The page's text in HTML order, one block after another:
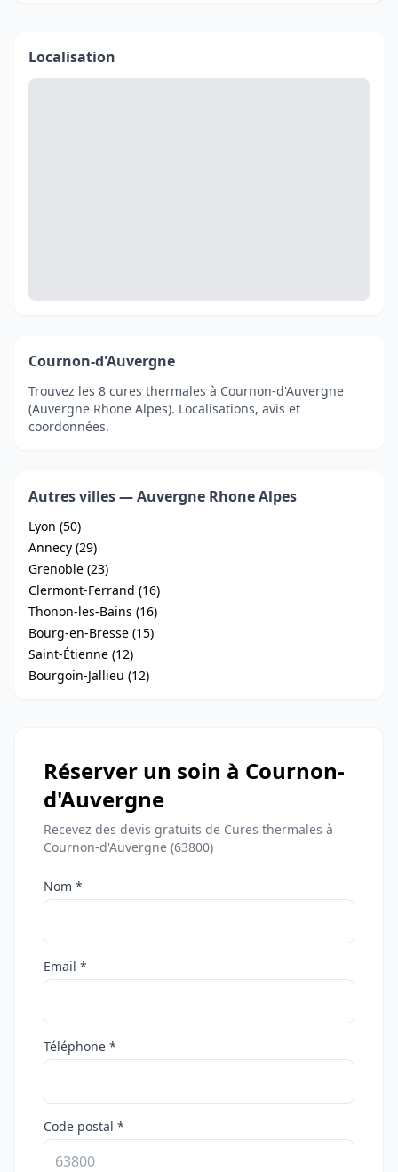
Localisation
Cournon-d'Auvergne
Trouvez les 8 cures thermales à Cournon-d'Auvergne
(Auvergne Rhone Alpes). Localisations, avis et
coordonnées.
Autres villes — Auvergne Rhone Alpes
Lyon (50)
Annecy (29)
Grenoble (23)
Clermont-Ferrand (16)
Thonon-les-Bains (16)
Bourg-en-Bresse (15)
Saint-Étienne (12)
Bourgoin-Jallieu (12)
Réserver un soin à Cournon-
d'Auvergne
Recevez des devis gratuits de Cures thermales à
Cournon-d'Auvergne (63800)
Nom *
Email *
Téléphone *
Code postal *